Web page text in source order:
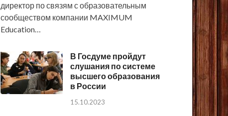
директор по связям с образовательным
сообществом компании MAXIMUM
Education…
В Госдуме пройдут
слушания по системе
высшего образования
в России
15.10.2023